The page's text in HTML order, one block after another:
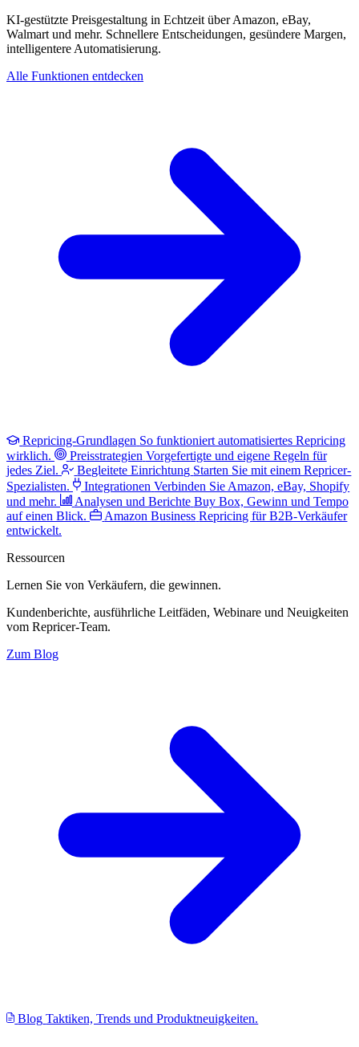
KI-gestützte Preisgestaltung in Echtzeit über Amazon, eBay,
Walmart und mehr. Schnellere Entscheidungen, gesündere Margen,
intelligentere Automatisierung.
Alle Funktionen entdecken
Repricing-Grundlagen So funktioniert automatisiertes Repricing
wirklich.
Preisstrategien Vorgefertigte und eigene Regeln für
jedes Ziel.
Begleitete Einrichtung Starten Sie mit einem Repricer-
Spezialisten.
Integrationen Verbinden Sie Amazon, eBay, Shopify
und mehr.
Analysen und Berichte Buy Box, Gewinn und Tempo
auf einen Blick.
Amazon Business Repricing für B2B-Verkäufer
entwickelt.
Ressourcen
Lernen Sie von Verkäufern, die gewinnen.
Kundenberichte, ausführliche Leitfäden, Webinare und Neuigkeiten
vom Repricer-Team.
Zum Blog
Blog Taktiken, Trends und Produktneuigkeiten.